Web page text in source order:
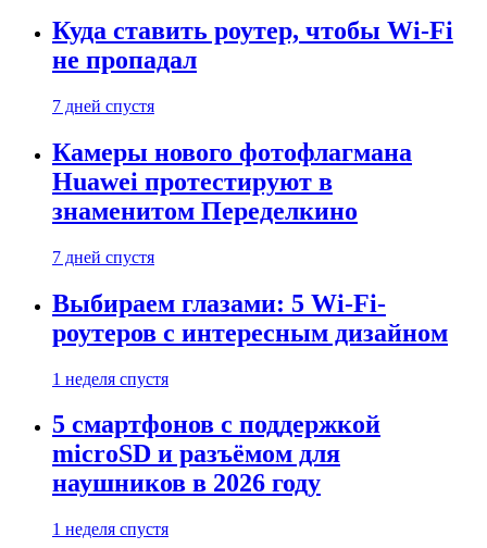
Куда ставить роутер, чтобы Wi-Fi
не пропадал
7 дней спустя
Камеры нового фотофлагмана
Huawei протестируют в
знаменитом Переделкино
7 дней спустя
Выбираем глазами: 5 Wi-Fi-
роутеров с интересным дизайном
1 неделя спустя
5 смартфонов с поддержкой
microSD и разъёмом для
наушников в 2026 году
1 неделя спустя